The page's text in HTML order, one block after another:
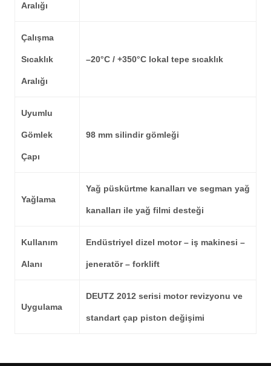
Aralığı
Çalışma
Sıcaklık
Aralığı
–20°C / +350°C lokal tepe sıcaklık
Uyumlu
Gömlek
Çapı
98 mm silindir gömleği
Yağlama
Yağ püskürtme kanalları ve segman yağ
kanalları ile yağ filmi desteği
Kullanım
Alanı
Endüstriyel dizel motor – iş makinesi –
jeneratör – forklift
Uygulama
DEUTZ 2012 serisi motor revizyonu ve
standart çap piston değişimi